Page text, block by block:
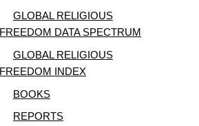
GLOBAL RELIGIOUS
FREEDOM DATA SPECTRUM
GLOBAL RELIGIOUS
FREEDOM INDEX
BOOKS
REPORTS